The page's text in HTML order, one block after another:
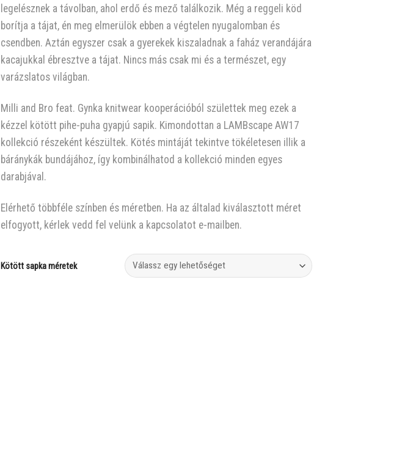
legelésznek a távolban, ahol erdő és mező találkozik. Még a reggeli köd
borítja a tájat, én meg elmerülök ebben a végtelen nyugalomban és
csendben. Aztán egyszer csak a gyerekek kiszaladnak a faház verandájára
kacajukkal ébresztve a tájat. Nincs más csak mi és a természet, egy
varázslatos világban.
Milli and Bro feat. Gynka knitwear kooperációból születtek meg ezek a
kézzel kötött pihe-puha gyapjú sapik. Kimondottan a LAMBscape AW17
kollekció részeként készültek. Kötés mintáját tekintve tökéletesen illik a
báránykák bundájához, így kombinálhatod a kollekció minden egyes
darabjával.
Elérhető többféle színben és méretben. Ha az általad kiválasztott méret
elfogyott, kérlek vedd fel velünk a kapcsolatot e-mailben.
Kötött sapka méretek